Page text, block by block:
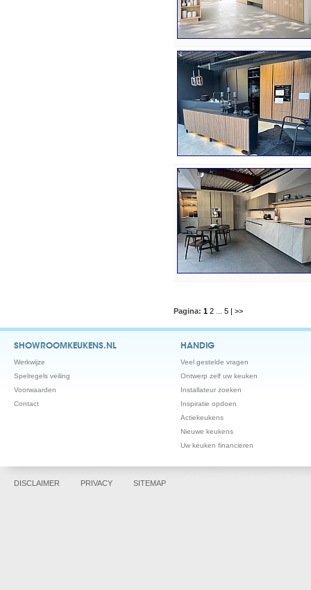
Pagina: 1 2 5 | >>
SHOWROOMKEUKENS.NL
Werkwijze
Spelregels veiling
Voorwaarden
Contact
HANDIG
Veel gestelde vragen
Ontwerp zelf uw keuken
Installateur zoeken
Inspiratie opdoen
Actiekeukens
Nieuwe keukens
Uw keuken financieren
DISCLAIMER PRIVACY SITEMAP